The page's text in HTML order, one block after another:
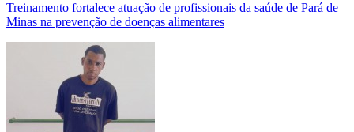
Treinamento fortalece atuação de profissionais da saúde de Pará de
Minas na prevenção de doenças alimentares